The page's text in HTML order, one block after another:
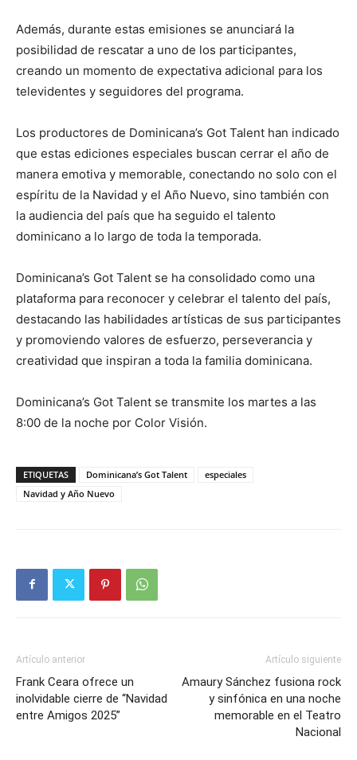
Además, durante estas emisiones se anunciará la
posibilidad de rescatar a uno de los participantes,
creando un momento de expectativa adicional para los
televidentes y seguidores del programa.
Los productores de Dominicana’s Got Talent han indicado
que estas ediciones especiales buscan cerrar el año de
manera emotiva y memorable, conectando no solo con el
espíritu de la Navidad y el Año Nuevo, sino también con
la audiencia del país que ha seguido el talento
dominicano a lo largo de toda la temporada.
Dominicana’s Got Talent se ha consolidado como una
plataforma para reconocer y celebrar el talento del país,
destacando las habilidades artísticas de sus participantes
y promoviendo valores de esfuerzo, perseverancia y
creatividad que inspiran a toda la familia dominicana.
Dominicana’s Got Talent se transmite los martes a las
8:00 de la noche por Color Visión.
ETIQUETAS Dominicana’s Got Talent
especiales
Navidad y Año Nuevo
Artículo anterior
Frank Ceara ofrece un
inolvidable cierre de “Navidad
entre Amigos 2025”
Artículo siguiente
Amaury Sánchez fusiona rock
y sinfónica en una noche
memorable en el Teatro
Nacional